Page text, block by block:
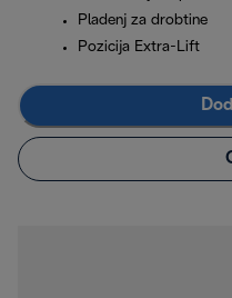
Pladenj za drobtine
Pozicija Extra-Lift